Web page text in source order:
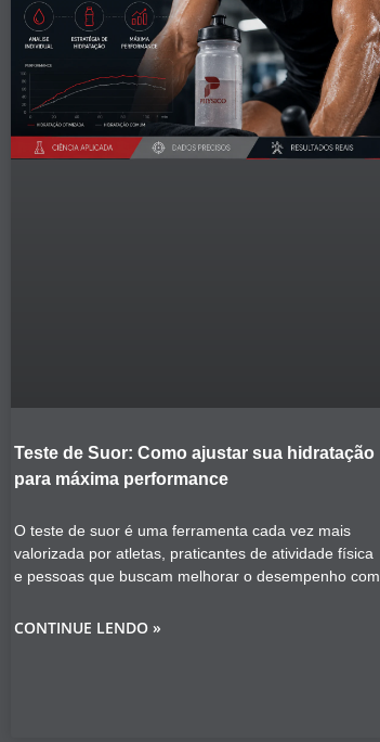
Teste de Suor: Como ajustar sua hidratação
para máxima performance
O teste de suor é uma ferramenta cada vez mais
valorizada por atletas, praticantes de atividade física
e pessoas que buscam melhorar o desempenho com
CONTINUE LENDO »